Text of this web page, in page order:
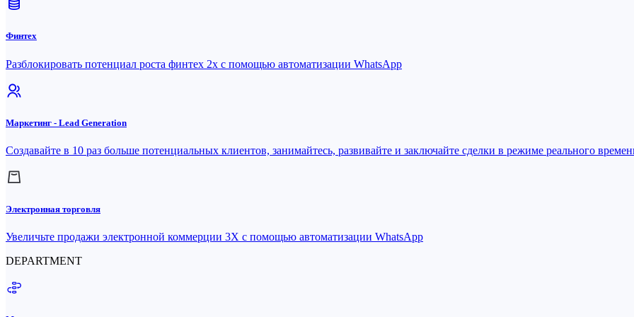
Финтех
Разблокировать потенциал роста финтех 2x с помощью автоматизации WhatsApp
Маркетинг - Lead Generation
Создавайте в 10 раз больше потенциальных клиентов, занимайтесь, развивайте и заключайте сделки в режиме реального
Электронная торговля
Увеличьте продажи электронной коммерции 3X с помощью автоматизации WhatsApp
DEPARTMENT